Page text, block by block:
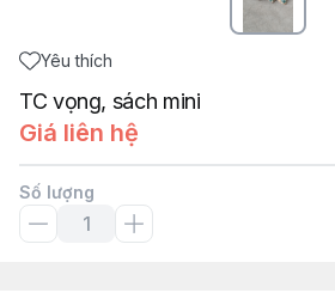
Yêu thích
TC vọng, sách mini
Giá liên hệ
Số lượng